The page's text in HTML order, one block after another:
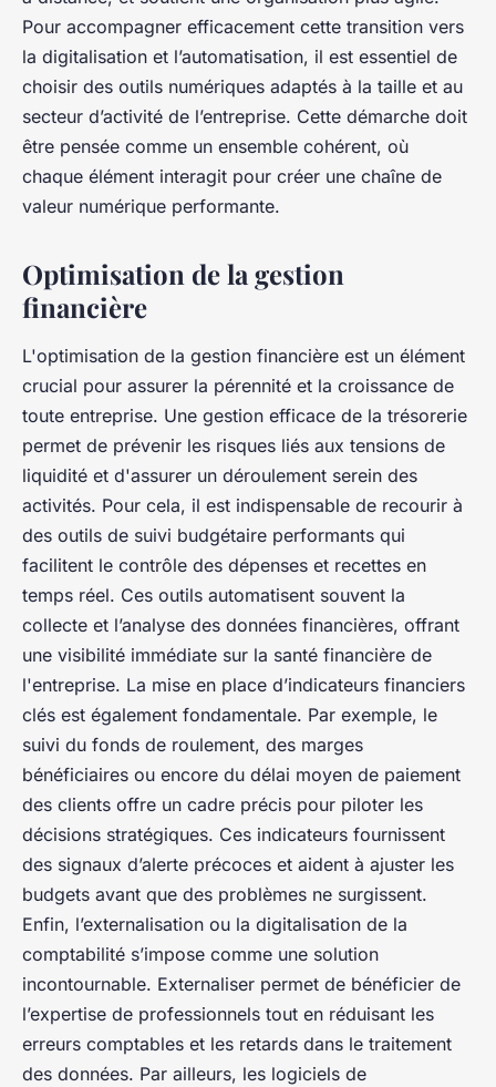
Pour accompagner efficacement cette transition vers
la digitalisation et l’automatisation, il est essentiel de
choisir des outils numériques adaptés à la taille et au
secteur d’activité de l’entreprise. Cette démarche doit
être pensée comme un ensemble cohérent, où
chaque élément interagit pour créer une chaîne de
valeur numérique performante.
Optimisation de la gestion
financière
L'optimisation de la gestion financière est un élément
crucial pour assurer la pérennité et la croissance de
toute entreprise. Une gestion efficace de la trésorerie
permet de prévenir les risques liés aux tensions de
liquidité et d'assurer un déroulement serein des
activités. Pour cela, il est indispensable de recourir à
des outils de suivi budgétaire performants qui
facilitent le contrôle des dépenses et recettes en
temps réel. Ces outils automatisent souvent la
collecte et l’analyse des données financières, offrant
une visibilité immédiate sur la santé financière de
l'entreprise. La mise en place d’indicateurs financiers
clés est également fondamentale. Par exemple, le
suivi du fonds de roulement, des marges
bénéficiaires ou encore du délai moyen de paiement
des clients offre un cadre précis pour piloter les
décisions stratégiques. Ces indicateurs fournissent
des signaux d’alerte précoces et aident à ajuster les
budgets avant que des problèmes ne surgissent.
Enfin, l’externalisation ou la digitalisation de la
comptabilité s’impose comme une solution
incontournable. Externaliser permet de bénéficier de
l’expertise de professionnels tout en réduisant les
erreurs comptables et les retards dans le traitement
des données. Par ailleurs, les logiciels de